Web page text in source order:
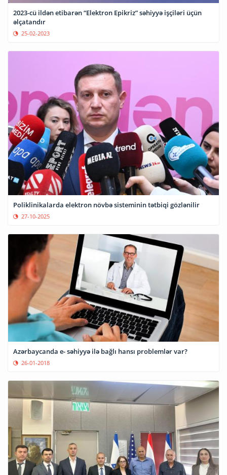
2023-cü ildən etibarən “Elektron Epikriz” səhiyyə işçiləri üçün
əlçatandır
25-02-2023
Poliklinikalarda elektron növbə sisteminin tətbiqi gözlənilir
27-10-2025
Azərbaycanda e- səhiyyə ilə bağlı hansı problemlər var?
26-01-2018